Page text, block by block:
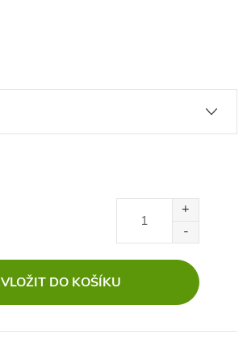
VLOŽIT DO KOŠÍKU